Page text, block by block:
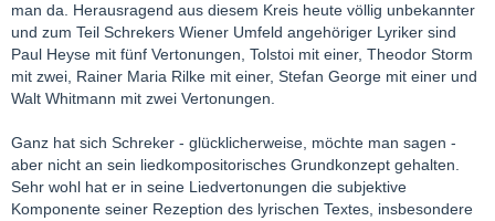
man da. Herausragend aus diesem Kreis heute völlig unbekannter
und zum Teil Schrekers Wiener Umfeld angehöriger Lyriker sind
Paul Heyse mit fünf Vertonungen, Tolstoi mit einer, Theodor Storm
mit zwei, Rainer Maria Rilke mit einer, Stefan George mit einer und
Walt Whitmann mit zwei Vertonungen.
Ganz hat sich Schreker - glücklicherweise, möchte man sagen -
aber nicht an sein liedkompositorisches Grundkonzept gehalten.
Sehr wohl hat er in seine Liedvertonungen die subjektive
Komponente seiner Rezeption des lyrischen Textes, insbesondere